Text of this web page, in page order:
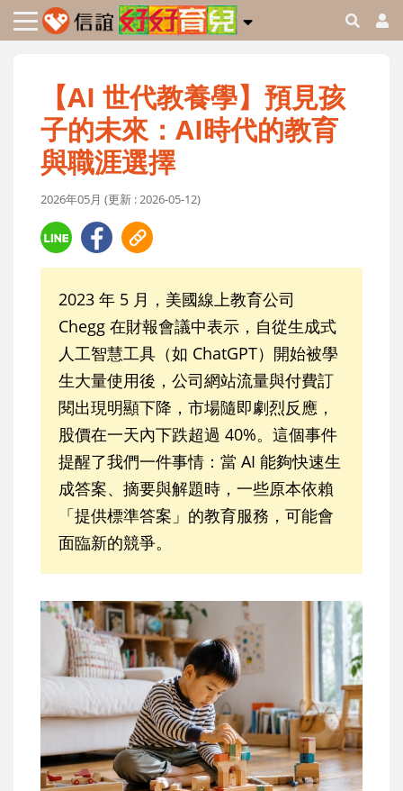
【AI 世代教養學】預見孩
子的未來：AI時代的教育
與職涯選擇
2026年05月 (更新 : 2026-05-12)
2023 年 5 月，美國線上教育公司
Chegg 在財報會議中表示，自從生成式
人工智慧工具（如 ChatGPT）開始被學
生大量使用後，公司網站流量與付費訂
閱出現明顯下降，市場隨即劇烈反應，
股價在一天內下跌超過 40%。這個事件
提醒了我們一件事情：當 AI 能夠快速生
成答案、摘要與解題時，一些原本依賴
「提供標準答案」的教育服務，可能會
面臨新的競爭。